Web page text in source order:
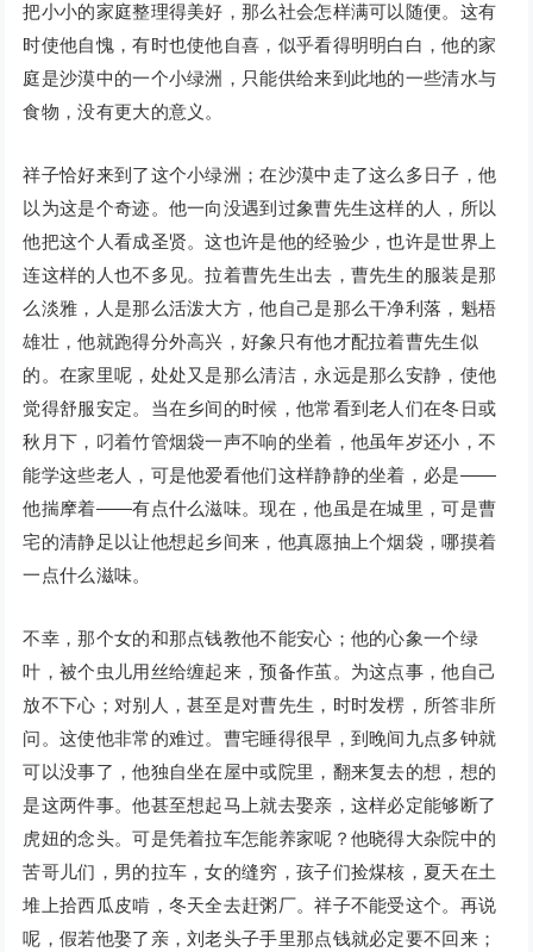
把小小的家庭整理得美好，那么社会怎样满可以随便。这有
时使他自愧，有时也使他自喜，似乎看得明明白白，他的家
庭是沙漠中的一个小绿洲，只能供给来到此地的一些清水与
食物，没有更大的意义。
祥子恰好来到了这个小绿洲；在沙漠中走了这么多日子，他
以为这是个奇迹。他一向没遇到过象曹先生这样的人，所以
他把这个人看成圣贤。这也许是他的经验少，也许是世界上
连这样的人也不多见。拉着曹先生出去，曹先生的服装是那
么淡雅，人是那么活泼大方，他自己是那么干净利落，魁梧
雄壮，他就跑得分外高兴，好象只有他才配拉着曹先生似
的。在家里呢，处处又是那么清洁，永远是那么安静，使他
觉得舒服安定。当在乡间的时候，他常看到老人们在冬日或
秋月下，叼着竹管烟袋一声不响的坐着，他虽年岁还小，不
能学这些老人，可是他爱看他们这样静静的坐着，必是——
他揣摩着——有点什么滋味。现在，他虽是在城里，可是曹
宅的清静足以让他想起乡间来，他真愿抽上个烟袋，哪摸着
一点什么滋味。
不幸，那个女的和那点钱教他不能安心；他的心象一个绿
叶，被个虫儿用丝给缠起来，预备作茧。为这点事，他自己
放不下心；对别人，甚至是对曹先生，时时发楞，所答非所
问。这使他非常的难过。曹宅睡得很早，到晚间九点多钟就
可以没事了，他独自坐在屋中或院里，翻来复去的想，想的
是这两件事。他甚至想起马上就去娶亲，这样必定能够断了
虎妞的念头。可是凭着拉车怎能养家呢？他晓得大杂院中的
苦哥儿们，男的拉车，女的缝穷，孩子们捡煤核，夏天在土
堆上拾西瓜皮啃，冬天全去赶粥厂。祥子不能受这个。再说
呢，假若他娶了亲，刘老头子手里那点钱就必定要不回来；